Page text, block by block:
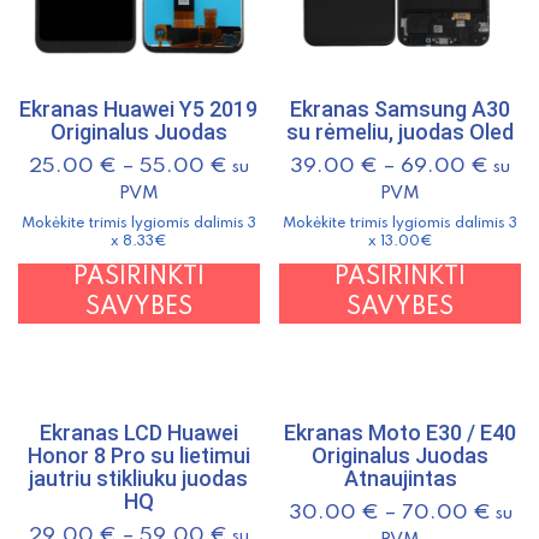
Ekranas Huawei Y5 2019
Originalus Juodas
25.00 € – 55.00 € su
PVM
Mokėkite trimis lygiomis dalimis 3
x 8.33€
PASIRINKTI
SAVYBES
product
The
options
Ekranas Samsung A30
su rėmeliu, juodas Oled
39.00 € – 69.00 € su
PVM
Mokėkite trimis lygiomis dalimis 3
x 13.00€
PASIRINKTI
SAVYBES
Ekranas LCD Huawei
Honor 8 Pro su lietimui
jautriu stikliuku juodas
HQ
Ekranas Moto E30 / E40
Originalus Juodas
Atnaujintas
30.00 € – 70.00 € su